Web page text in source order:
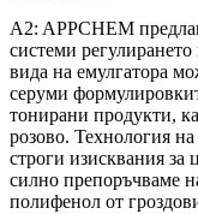
A2: APPCHEM
системи
вида на емулгатора
серуми
тонирани продукти,
розово. Технология
строги изисквания за
силно препоръчваме
полифенол от